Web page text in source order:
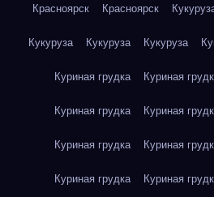
Красноярск Красноярск
Кукуруза Кукуруза Кукуруза
Куриная грудка Куриная
Куриная грудка Куриная
Куриная грудка Куриная
Куриная грудка Куриная